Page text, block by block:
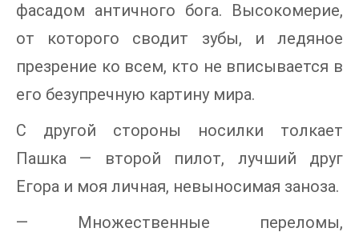
фасадом античного бога. Высокомерие,
от которого сводит зубы, и ледяное
презрение ко всем, кто не вписывается в
его безупречную картину мира.
С другой стороны носилки толкает
Пашка — второй пилот, лучший друг
Егора и моя личная, невыносимая заноза.
— Множественные переломы,